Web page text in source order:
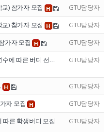
) 참가자 모집 H
GTU담당자
) 참가자 모집 H
GTU담당자
가자 모집 H
GTU담당자
수에 따른 버디 선…
GTU담당자
H
GTU담당자
자 모집 H
GTU담당자
른 학생버디 모집
GTU담당자